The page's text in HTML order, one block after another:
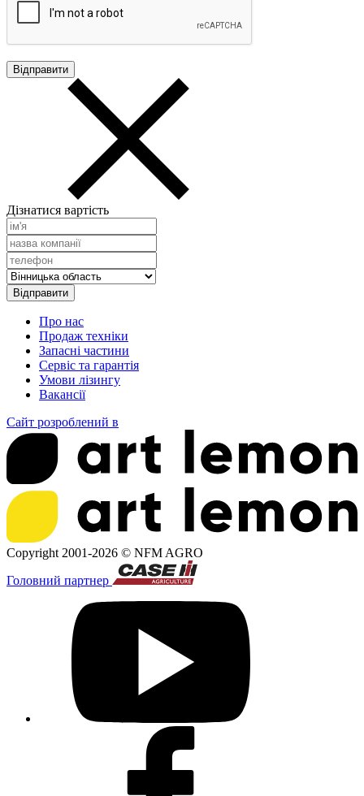
Дізнатися вартість
Про нас
Продаж техніки
Запасні частини
Сервіс та гарантія
Умови лізингу
Вакансії
Сайт розроблений в
Copyright 2001-2026 © NFM AGRO
Головний партнер